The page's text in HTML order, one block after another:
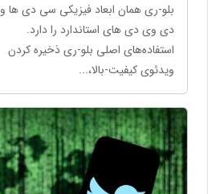
بلو-ری همان ابعاد فیزیکی سی دی ها و
دی وی دی های استاندارد را دارد.
استفاده‌های اصلی بلو-ری ذخیره کردن
ویدئوی کیفیت-بالا،...